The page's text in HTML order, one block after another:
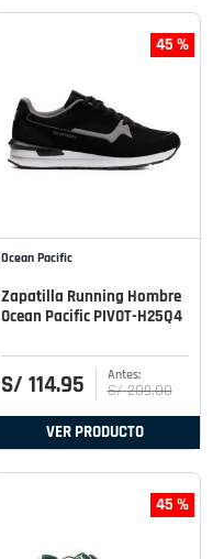
45 %
Ocean Pacific
Zapatilla Running Hombre
Ocean Pacific PIVOT-H25Q4
S/ 114.95 S/ 209.00
VER PRODUCTO
45 %